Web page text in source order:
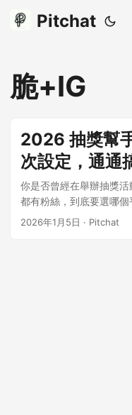
Pitchat
脆+IG
2026 抽獎幫
次設定，通通
你是否曾經在舉辦抽獎
都有粉絲，到底要選哪
了！Pitchat 推出業界首
2026年1月5日 · Pitchat